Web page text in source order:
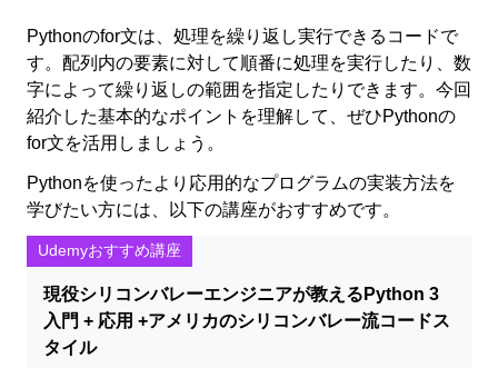
Pythonのfor文は、処理を繰り返し実行できるコードで
す。配列内の要素に対して順番に処理を実行したり、数
字によって繰り返しの範囲を指定したりできます。今回
紹介した基本的なポイントを理解して、ぜひPythonの
for文を活用しましょう。
Pythonを使ったより応用的なプログラムの実装方法を
学びたい方には、以下の講座がおすすめです。
Udemyおすすめ講座
現役シリコンバレーエンジニアが教えるPython 3
入門 + 応用 +アメリカのシリコンバレー流コードス
タイル